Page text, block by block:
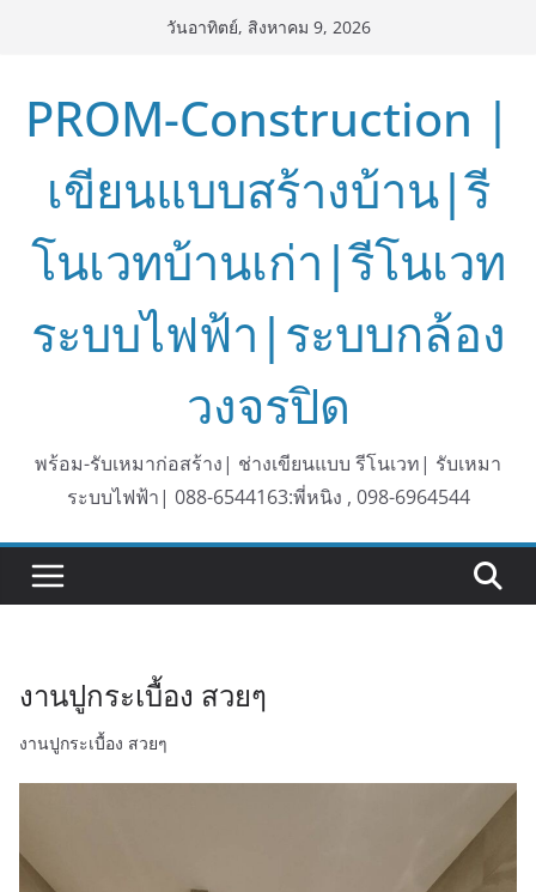
วันอาทิตย์, สิงหาคม 9, 2026
PROM-Construction |
เขียนแบบสร้างบ้าน|รี
โนเวทบ้านเก่า|รีโนเวท
ระบบไฟฟ้า|ระบบกล้อง
วงจรปิด
พร้อม-รับเหมาก่อสร้าง| ช่างเขียนแบบ รีโนเวท| รับเหมา
ระบบไฟฟ้า| 088-6544163:พี่หนิง , 098-6964544
งานปูกระเบื้อง สวยๆ
งานปูกระเบื้อง สวยๆ